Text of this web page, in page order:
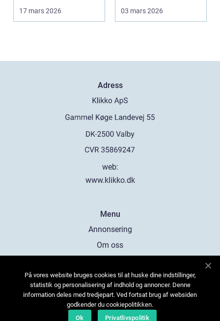
behåller sitt andrah...
17 mars 2026
ska bli ordentli...
03 mars 2026
Adress
web:
www.klikko.dk
Menu
Annonsering
Om oss
Kontakta oss
Sitemap
På vores website bruges cookies til at huske dine indstillinger,
statistik og personalisering af indhold og annoncer. Denne
information deles med tredjepart. Ved fortsat brug af websiden
godkender du cookiepolitikken.
Ok
Privatlivspolitik